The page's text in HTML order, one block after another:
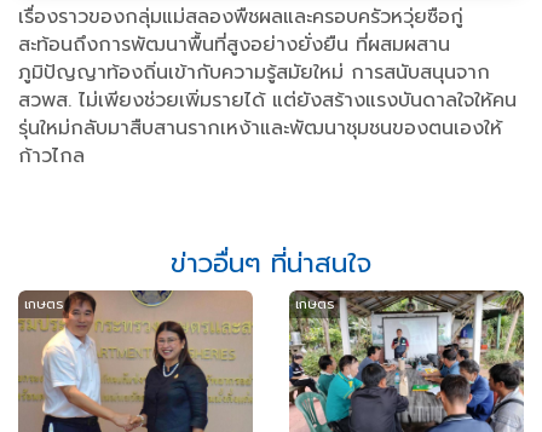
เรื่องราวของกลุ่มแม่สลองพืชผลและครอบครัวหวุ่ยซือกู่
สะท้อนถึงการพัฒนาพื้นที่สูงอย่างยั่งยืน ที่ผสมผสาน
ภูมิปัญญาท้องถิ่นเข้ากับความรู้สมัยใหม่ การสนับสนุนจาก
สวพส. ไม่เพียงช่วยเพิ่มรายได้ แต่ยังสร้างแรงบันดาลใจให้คน
รุ่นใหม่กลับมาสืบสานรากเหง้าและพัฒนาชุมชนของตนเองให้
ก้าวไกล
ข่าวอื่นๆ ที่น่าสนใจ
เกษตร เกษตร